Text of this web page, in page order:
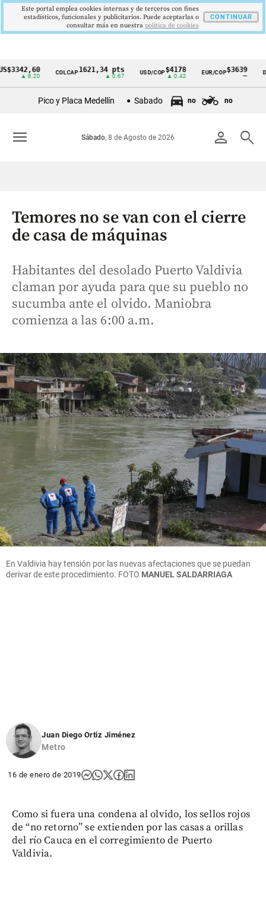
Cintillo
Colombia
COLCAP1621,34 pts USD/COP$4178
▲ 0.42
EUR/COP$3639
—
Pico y Placa Medellín Sabado no no
person search
Sábado, 8 de Agosto de 2026
menu
Temores no se van con el cierre
de casa de máquinas
Habitantes del desolado Puerto Valdivia
claman por ayuda para que su pueblo no
sucumba ante el olvido. Maniobra
comienza a las 6:00 a.m.
En Valdivia hay tensión por las nuevas afectaciones que se puedan
derivar de este procedimiento. FOTO MANUEL SALDARRIAGA
Juan Diego Ortiz Jiménez
Metro
16 de enero de 2019
Como si fuera una condena al olvido, los sellos rojos
de “no retorno” se extienden por las casas a orillas
del río Cauca en el corregimiento de Puerto
Valdivia.
Este portal emplea cookies internas y de terceros con fines
estadísticos, funcionales y publicitarios. Puede aceptarlas o
consultar más en nuestra politica de cookies
CONTINUAR